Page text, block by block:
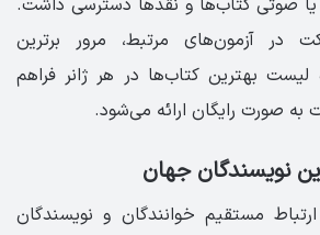
در آزمون‌های مرتبط، مرور برترین
بهترین کتاب‌ها در هر ژانر فراهم
صورت رایگان ارائه می‌شود.
مستقیم خوانندگان و نویسندگان